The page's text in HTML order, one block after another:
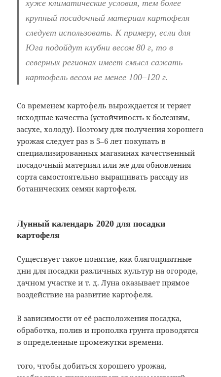
хуже климатические условия, тем более
крупный посадочный материал картофеля
следует использовать. К примеру, если для
Юга подойдут клубни весом 80 г, то в
северных регионах имеет смысл сажать
картофель весом не менее 100–120 г.
Со временем картофель вырождается и теряет
исходные качества (устойчивость к болезням,
засухе, холоду). Поэтому для получения хорошего
урожая следует раз в 5–6 лет покупать в
специализированных магазинах качественный
посадочный материал или же для обновления
сорта самостоятельно выращивать рассаду из
ботанических семян картофеля.
Лунный календарь 2020 для посадки
картофеля
Существует такое понятие, как благоприятные
дни для посадки различных культур на огороде,
дачном участке и т. д. Луна оказывает прямое
воздействие на развитие картофеля.
В зависимости от её расположения посадка,
обработка, полив и прополка грунта проводятся
в определенные промежутки времени.
того, чтобы добиться хорошего урожая,